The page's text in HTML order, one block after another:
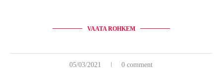
VAATA ROHKEM
05/03/2021 0 comment